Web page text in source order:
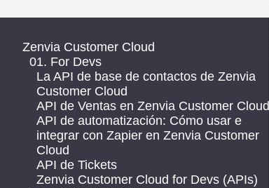
Zenvia Customer Cloud
01. For Devs
La API de base de contactos de Zenvia
Customer Cloud
API de Ventas en Zenvia Customer Cloud
API de automatización: Cómo usar e
integrar con Zapier en Zenvia Customer
Cloud
API de Tickets
Zenvia Customer Cloud for Devs (APIs)